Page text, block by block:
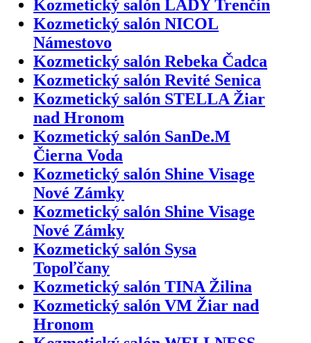
Kozmetický salón LADY Trenčín
Kozmetický salón NICOL
Námestovo
Kozmetický salón Rebeka Čadca
Kozmetický salón Revité Senica
Kozmetický salón STELLA Žiar
nad Hronom
Kozmetický salón SanDe.M
Čierna Voda
Kozmetický salón Shine Visage
Nové Zámky
Kozmetický salón Shine Visage
Nové Zámky
Kozmetický salón Sysa
Topoľčany
Kozmetický salón TINA Žilina
Kozmetický salón VM Žiar nad
Hronom